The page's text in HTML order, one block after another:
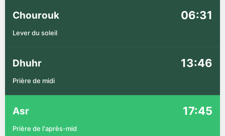
Chourouk 06:31
Lever du soleil
Dhuhr 13:46
Prière de midi
Asr 17:45
Prière de l'après-mid